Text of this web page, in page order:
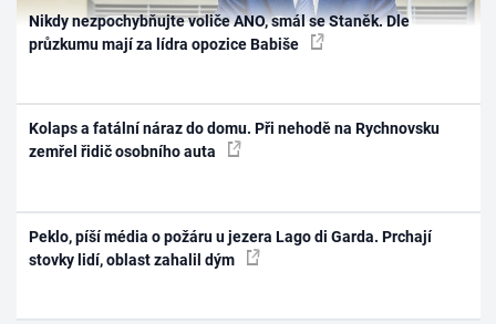
Nikdy nezpochybňujte voliče ANO, smál se Staněk. Dle
průzkumu mají za lídra opozice Babiše
Kolaps a fatální náraz do domu. Při nehodě na Rychnovsku
zemřel řidič osobního auta
Peklo, píší média o požáru u jezera Lago di Garda. Prchají
stovky lidí, oblast zahalil dým